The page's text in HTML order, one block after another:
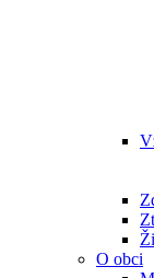
O obci